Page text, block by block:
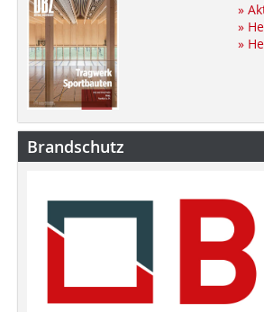
»
»
»
Brandschutz